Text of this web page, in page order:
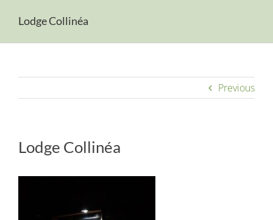
Camping
Unterkunft
Reservierungen
Lodge Collinéa
Previous
Lodge Collinéa